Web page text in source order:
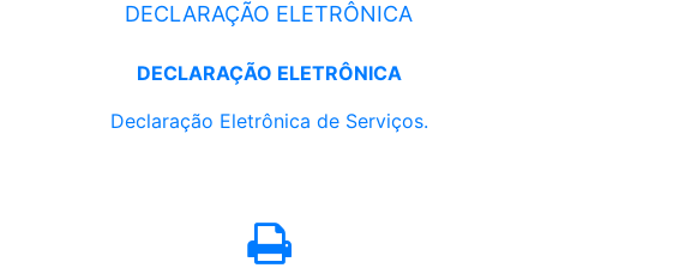
DECLARAÇÃO ELETRÔNICA
DECLARAÇÃO ELETRÔNICA
Declaração Eletrônica de Serviços.